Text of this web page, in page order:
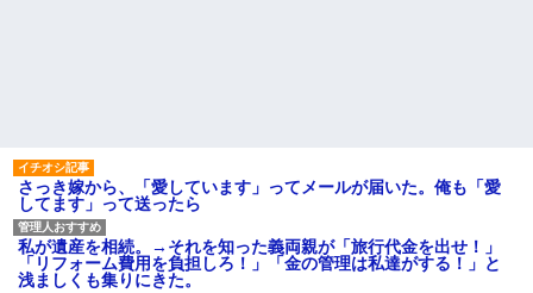
触らないでよ！」キチママ『そ
こに金庫があったから、開けて
みようとしただけ☆』義兄「泥
は出てけ！二度と来るな！」結
果・・・
私「初めて飲む味だけどなん
のお茶？」彼「ちっ！」私「」
さっき嫁から、「愛しています」ってメールが届いた。俺も「愛
してます」って送ったら
私が遺産を相続。→それを知った義両親が「旅行代金を出せ！」
「リフォーム費用を負担しろ！」「金の管理は私達がする！」と
浅ましくも集りにきた。